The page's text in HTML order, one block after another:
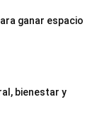
ganar espacio
bienestar y